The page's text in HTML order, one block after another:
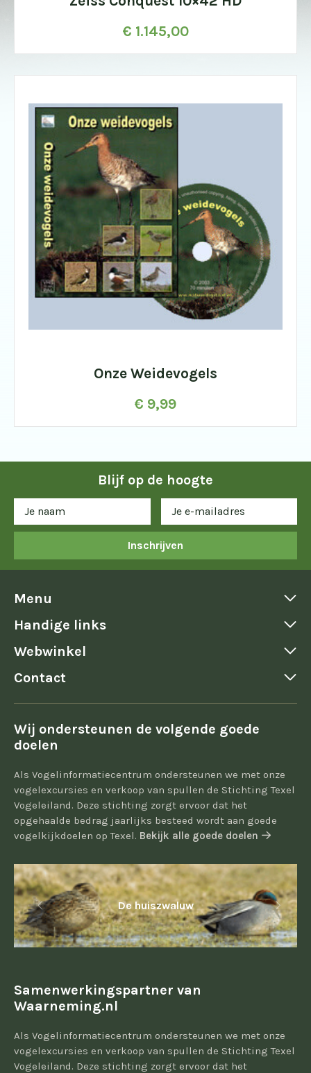
€ 1.145,00
Onze Weidevogels
€ 9,99
Blijf op de hoogte
Inschrijven
Menu
Handige links
Webwinkel
Contact
Wij ondersteunen de volgende goede
doelen
Als Vogelinformatiecentrum ondersteunen we met onze
vogelexcursies en verkoop van spullen de Stichting Texel
Vogeleiland. Deze stichting zorgt ervoor dat het
opgehaalde bedrag jaarlijks besteed wordt aan goede
vogelkijkdoelen op Texel. Bekijk alle goede doelen
De huiszwaluw
Samenwerkingspartner van
Waarneming.nl
Als Vogelinformatiecentrum ondersteunen we met onze
vogelexcursies en verkoop van spullen de Stichting Texel
Vogeleiland. Deze stichting zorgt ervoor dat het